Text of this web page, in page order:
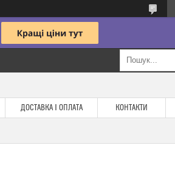
ДОСТАВКА І ОПЛАТА КОНТАКТИ